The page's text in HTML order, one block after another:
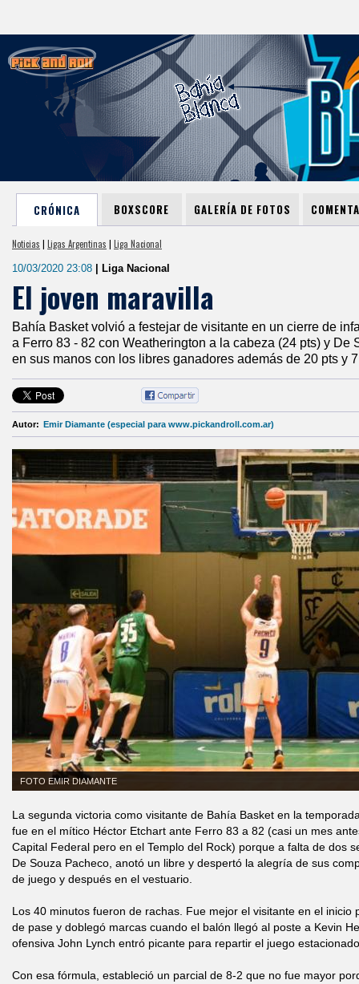
CRÓNICA BOXSCORE GALERÍA DE FOTOS
Noticias | Ligas Argentinas | Liga Nacional
10/03/2020 23:08 | Liga Nacional
El joven maravilla
Bahía Basket volvió a festejar de visitante en un cierre de
a Ferro 83 - 82 con Weatherington a la cabeza (24 pts) y De
en sus manos con los libres ganadores además de 20 pts y
Autor: Emir Diamante (especial para www.pickandroll.com.ar)
FOTO EMIR DIAMANTE
La segunda victoria como visitante de Bahía Basket en la
fue en el mítico Héctor Etchart ante Ferro 83 a 82 (casi un mes
Capital Federal pero en el Templo del Rock) porque a falta de dos
De Souza Pacheco, anotó un libre y despertó la alegría de sus
de juego y después en el vestuario.
Los 40 minutos fueron de rachas. Fue mejor el visitante en el inicio
de pase y doblegó marcas cuando el balón llegó al poste a Kevin
ofensiva John Lynch entró picante para repartir el juego
Con esa fórmula, estableció un parcial de 8-2 que no fue mayor